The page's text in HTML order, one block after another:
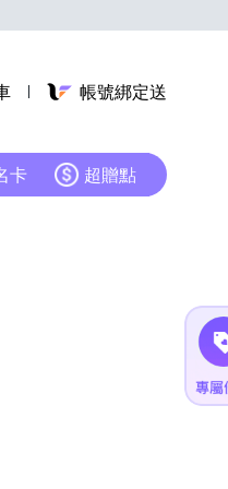
帳號綁定送
卡 超贈點